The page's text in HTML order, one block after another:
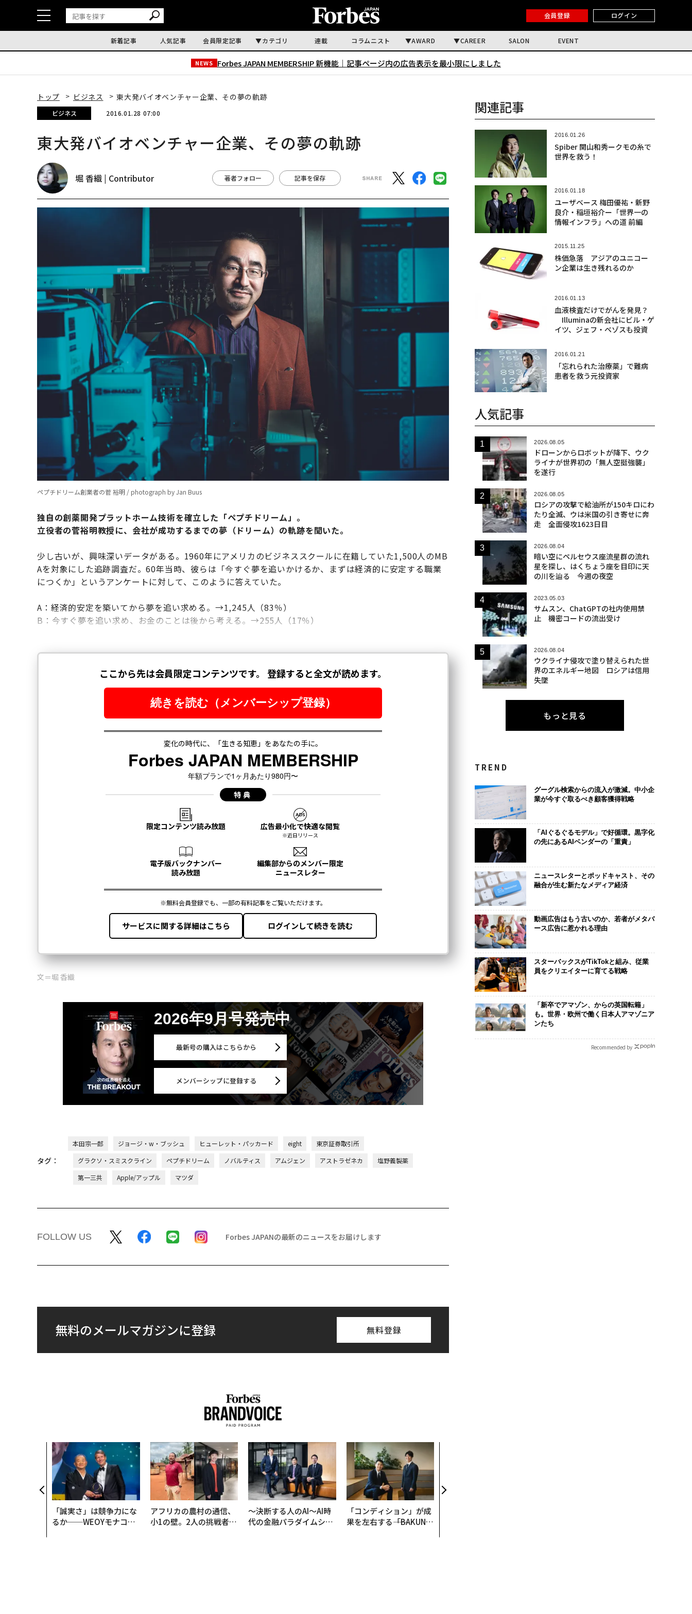
会員登録 ログイン
新着記事 人気記事 会員限定記事 カテゴリ 連載 コラムニスト AWARD CAREER SALON EVENT
NEWS Forbes JAPAN MEMBERSHIP 新機能｜ 記事ページ内の広告表示を最小限にしました
トップ ビジネス 東大発バイオベンチャー企業、その夢の軌跡
ビジネス 2016.01.28 07:00
東大発バイオベンチャー企業、その夢の軌跡
堀 香織 | Contributor 著者フォロー 記事を保存
ペプチドリーム創業者の菅 裕明 / photograph by Jan Buus
独自の創薬開発プラットホーム技術を確立した「ペプチドリーム」。
立役者の菅裕明教授に、会社が成功するまでの夢（ドリーム）の軌跡を聞いた。
少し古いが、興味深いデータがある。1960年にアメリカのビジネススクールに在籍していた1,500人のMB
Aを対象にした追跡調査だ。60年当時、彼らは「今すぐ夢を追いかけるか、まずは経済的に安定する職業
につくか」というアンケートに対して、このように答えていた。
A：経済的安定を築いてから夢を追い求める。→1,245人（83％）
B：今すぐ夢を追い求め、お金のことは後から考える。→255人（17％）
文＝堀 香織
2026年9月号発売中
最新号の購入はこちらから
メンバーシップに登録する
タグ：
本田宗一郎 ジョージ・w・ブッシュ ヒューレット・パッカード eight
東京証券取引所
グラクソ・スミスクライン
ペプチドリーム ノバルティス アムジェン アストラゼネカ
塩野義製薬
第一三共
Apple/アップル マツダ
FOLLOW US Forbes JAPANの最新のニュースをお届けします
無料のメールマガジンに登録 無料登録
「誠実さ」は競争力にな
るか──WEOYモナコで
アフリカの農村の通信、
小1の壁。2人の挑戦者が
〜決断する人のAI〜AI時
代の金融パラダイムシフ
「コンディション」が成
果を左右する――「BAKUN
年の答え
関連記事
2016.01.26
Spiber 関山和秀ークモの糸で
世界を救う！
2016.01.18
ユーザベース 梅田優祐・新野
良介・稲垣裕介ー「世界一の
情報インフラ」への道 前編
2015.11.25
株価急落 アジアのユニコー
ン企業は生き残れるのか
2016.01.13
血液検査だけでがんを発見？
Illuminaの新会社にビル・ゲ
イツ、ジェフ・ベゾスも投資
2016.01.21
「忘れられた治療薬」で難病
患者を救う元投資家
人気記事
2026.08.05
ドローンからロボットが降下、ウク
ライナが世界初の「無人空挺強襲」
を遂行
2026.08.05
ロシアの攻撃で給油所が150キロにわ
たり全滅、ウは米国の引き寄せに奔
走 全面侵攻1623日目
2026.08.04
暗い空にペルセウス座流星群の流れ
星を探し、はくちょう座を目印に天
の川を辿る 今週の夜空
2023.05.03
サムスン、ChatGPTの社内使用禁
止 機密コードの流出受け
2026.08.04
ウクライナ侵攻で塗り替えられた世
界のエネルギー地図 ロシアは信用
失墜
もっと見る
TREND
グーグル検索からの流入が激減。中小企
業が今すぐ取るべき顧客獲得戦略
「AIぐるぐるモデル」で好循環。黒字化
の先にあるAIベンダーの「重責」
ニュースレターとポッドキャスト、その
融合が生む新たなメディア経済
動画広告はもう古いのか、若者がメタバ
ース広告に惹かれる理由
スターバックスがTikTokと組み、従業
員をクリエイターに育てる戦略
「新卒でアマゾン、からの英国転籍」
も。世界・欧州で働く日本人アマゾニア
ンたち
Recommended by